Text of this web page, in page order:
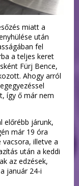
miatt a
után
fel
a teljes keret
Fürj Bence,
Ahogy arról
így ő már nem
előrébb járunk,
már 19 óra
illetve a
után a keddi
az edzések,
január 24-i